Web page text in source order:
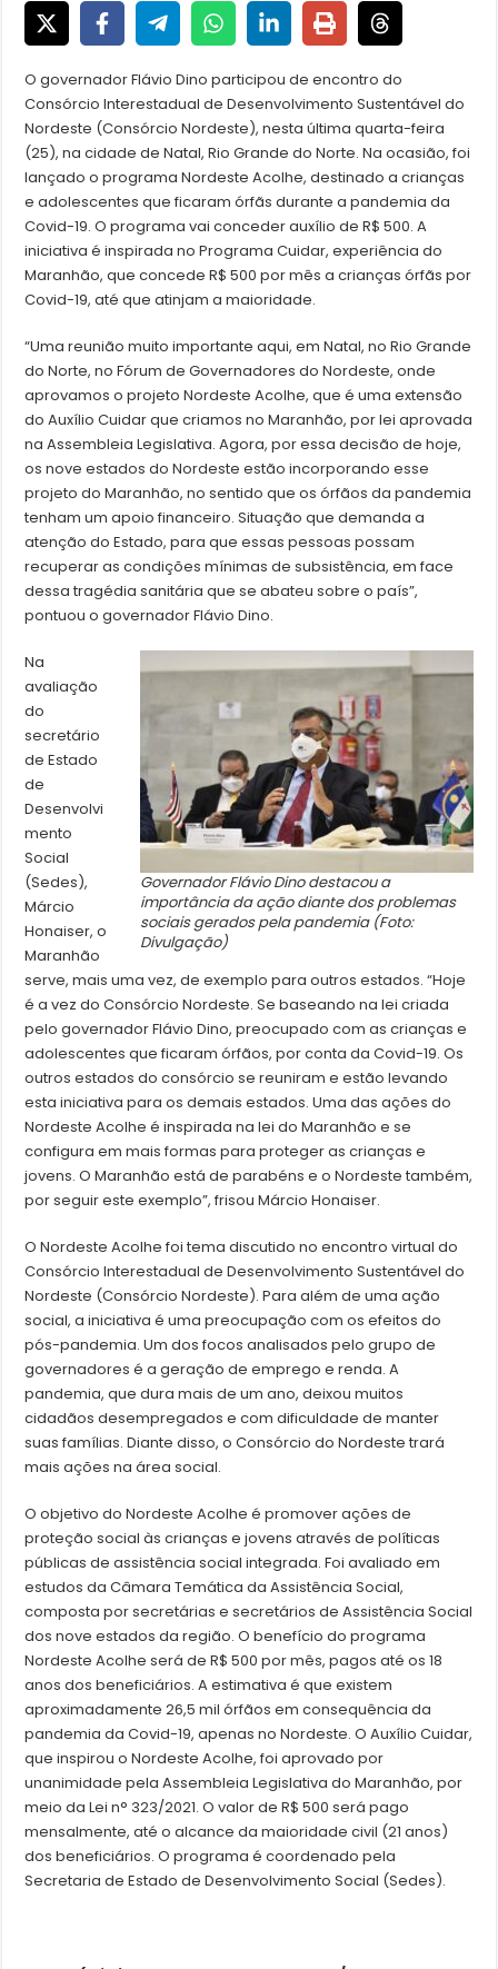
O governador Flávio Dino participou de encontro do
Consórcio Interestadual de Desenvolvimento Sustentável do
Nordeste (Consórcio Nordeste), nesta última quarta-feira
(25), na cidade de Natal, Rio Grande do Norte. Na ocasião, foi
lançado o programa Nordeste Acolhe, destinado a crianças
e adolescentes que ficaram órfãs durante a pandemia da
Covid-19. O programa vai conceder auxílio de R$ 500. A
iniciativa é inspirada no Programa Cuidar, experiência do
Maranhão, que concede R$ 500 por mês a crianças órfãs por
Covid-19, até que atinjam a maioridade.
“Uma reunião muito importante aqui, em Natal, no Rio Grande
do Norte, no Fórum de Governadores do Nordeste, onde
aprovamos o projeto Nordeste Acolhe, que é uma extensão
do Auxílio Cuidar que criamos no Maranhão, por lei aprovada
na Assembleia Legislativa. Agora, por essa decisão de hoje,
os nove estados do Nordeste estão incorporando esse
projeto do Maranhão, no sentido que os órfãos da pandemia
tenham um apoio financeiro. Situação que demanda a
atenção do Estado, para que essas pessoas possam
recuperar as condições mínimas de subsistência, em face
dessa tragédia sanitária que se abateu sobre o país”,
pontuou o governador Flávio Dino.
Governador Flávio Dino destacou a
importância da ação diante dos problemas
sociais gerados pela pandemia (Foto:
Divulgação)
Na
avaliação
do
secretário
de Estado
de
Desenvolvi
mento
Social
(Sedes),
Márcio
Honaiser, o
Maranhão
serve, mais uma vez, de exemplo para outros estados. “Hoje
é a vez do Consórcio Nordeste. Se baseando na lei criada
pelo governador Flávio Dino, preocupado com as crianças e
adolescentes que ficaram órfãos, por conta da Covid-19. Os
outros estados do consórcio se reuniram e estão levando
esta iniciativa para os demais estados. Uma das ações do
Nordeste Acolhe é inspirada na lei do Maranhão e se
configura em mais formas para proteger as crianças e
jovens. O Maranhão está de parabéns e o Nordeste também,
por seguir este exemplo”, frisou Márcio Honaiser.
O Nordeste Acolhe foi tema discutido no encontro virtual do
Consórcio Interestadual de Desenvolvimento Sustentável do
Nordeste (Consórcio Nordeste). Para além de uma ação
social, a iniciativa é uma preocupação com os efeitos do
pós-pandemia. Um dos focos analisados pelo grupo de
governadores é a geração de emprego e renda. A
pandemia, que dura mais de um ano, deixou muitos
cidadãos desempregados e com dificuldade de manter
suas famílias. Diante disso, o Consórcio do Nordeste trará
mais ações na área social.
O objetivo do Nordeste Acolhe é promover ações de
proteção social às crianças e jovens através de políticas
públicas de assistência social integrada. Foi avaliado em
estudos da Câmara Temática da Assistência Social,
composta por secretárias e secretários de Assistência Social
dos nove estados da região. O benefício do programa
Nordeste Acolhe será de R$ 500 por mês, pagos até os 18
anos dos beneficiários. A estimativa é que existem
aproximadamente 26,5 mil órfãos em consequência da
pandemia da Covid-19, apenas no Nordeste. O Auxílio Cuidar,
que inspirou o Nordeste Acolhe, foi aprovado por
unanimidade pela Assembleia Legislativa do Maranhão, por
meio da Lei n° 323/2021. O valor de R$ 500 será pago
mensalmente, até o alcance da maioridade civil (21 anos)
dos beneficiários. O programa é coordenado pela
Secretaria de Estado de Desenvolvimento Social (Sedes).